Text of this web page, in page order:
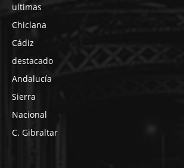
ultimas
Chiclana
Cádiz
destacado
Andalucía
Sierra
Nacional
C. Gibraltar